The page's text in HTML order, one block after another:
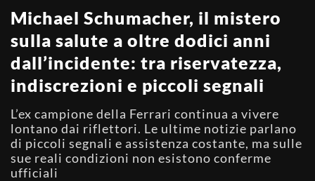
Michael Schumacher, il mistero
sulla salute a oltre dodici anni
dall’incidente: tra riservatezza,
indiscrezioni e piccoli segnali
L’ex campione della Ferrari continua a vivere
lontano dai riflettori. Le ultime notizie parlano
di piccoli segnali e assistenza costante, ma sulle
sue reali condizioni non esistono conferme
ufficiali